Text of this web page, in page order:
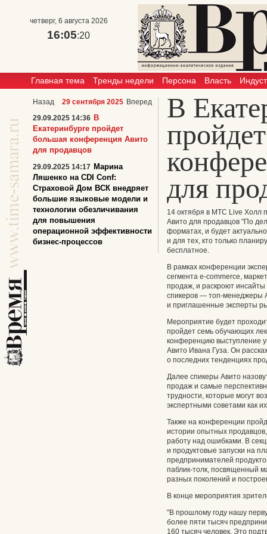
четверг, 6 августа 2026
16:05:21
Главная тема Тренды недели Персона Власть
В
для
14 октября в МТС Live Холл
Авито для продавцов "По
форматах, и будет
и для тех, кто только
бесплатное.
В рамках конференции
сегмента e-commerce,
продаж, и раскроют
спикеров — топ-менеджеры
и приглашенные эксперты
Мероприятие будет
пройдет семь обучающих
конференцию выступление
Авито Ивана Гуза. Он
о последних тенденциях
Далее спикеры Авито
продаж и самые
трудности, которые могут
экспертными советами как
Также на конференции
истории опытных
работу над ошибками. В
и продуктовые запуски на
предпринимателей
паблик-толк, посвященный
разных поколений и
В конце мероприятия
"В прошлому году нашу
более пяти тысяч
160 тысяч человек. Это
Назад 29 сентября 2025 Вперед
29.09.2025 14:36 В
Екатеринбурге пройдет
большая конференция Авито
для продавцов
29.09.2025 14:17 Марина
Ляшенко на CDI Conf:
Страховой Дом ВСК внедряет
большие языковые модели и
технологии обезличивания
для повышения
операционной эффективности
бизнес-процессов